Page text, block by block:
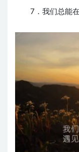
7．我们总能在